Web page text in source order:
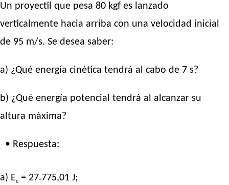
Un proyectil que pesa 80 kgf es lanzado
verticalmente hacia arriba con una velocidad inicial
de 95 m/s. Se desea saber:
a) ¿Qué energía cinética tendrá al cabo de 7 s?
b) ¿Qué energía potencial tendrá al alcanzar su
altura máxima?
• Respuesta:
a) Ec = 27.775,01 J;